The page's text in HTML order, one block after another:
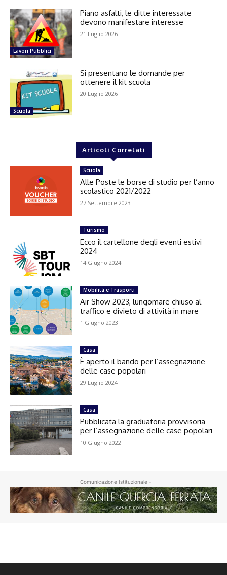
Lavori Pubblici
Piano asfalti, le ditte interessate
devono manifestare interesse
21 Luglio 2026
Scuola
Si presentano le domande per
ottenere il kit scuola
20 Luglio 2026
Articoli Correlati
Scuola
Alle Poste le borse di studio per l’anno
scolastico 2021/2022
27 Settembre 2023
Turismo
Ecco il cartellone degli eventi estivi
2024
14 Giugno 2024
Mobilità e Trasporti
Air Show 2023, lungomare chiuso al
traffico e divieto di attività in mare
1 Giugno 2023
Casa
È aperto il bando per l’assegnazione
delle case popolari
29 Luglio 2024
Casa
Pubblicata la graduatoria provvisoria
per l’assegnazione delle case popolari
10 Giugno 2022
- Comunicazione Istituzionale -